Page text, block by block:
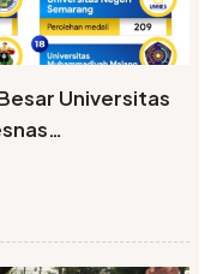
Universitas